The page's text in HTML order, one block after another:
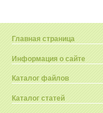
Главная страница
Информация о сайте
Каталог файлов
Каталог статей